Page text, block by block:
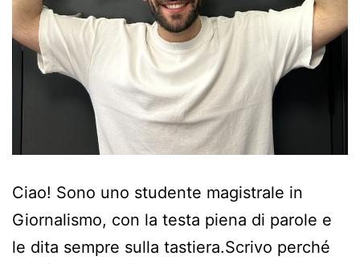
Ciao! Sono uno studente magistrale in
Giornalismo, con la testa piena di parole e
le dita sempre sulla tastiera.Scrivo perché